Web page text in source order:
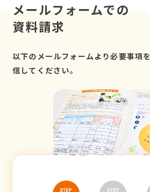
メールフォームでの
資料請求
以下のメールフォームより必要事項
信してください。